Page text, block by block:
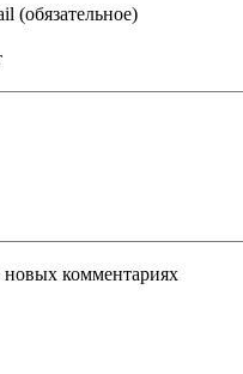
(обязательное)
новых комментариях